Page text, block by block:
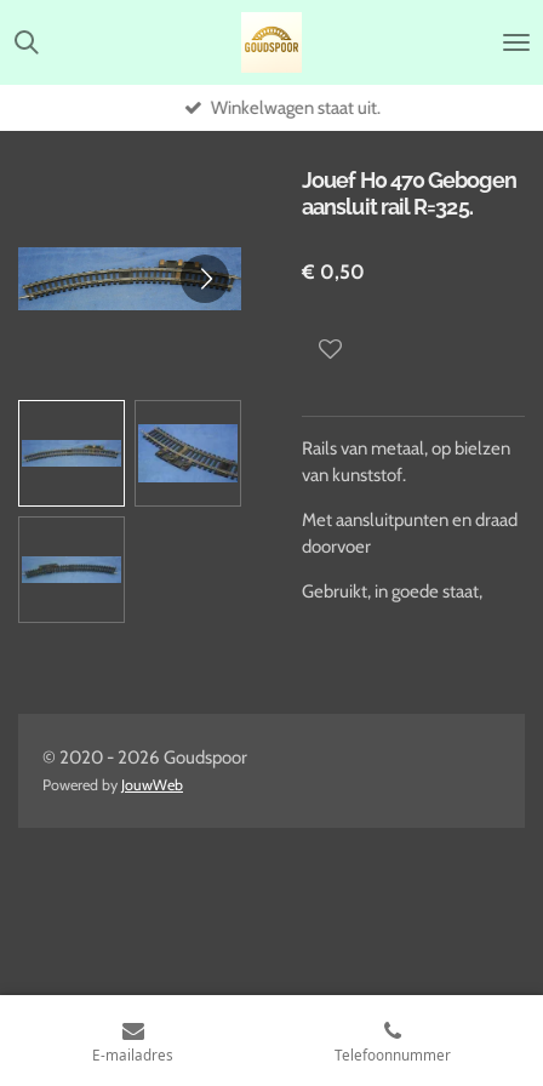
direct
hoofdinhoud
Winkelwagen staat uit.
Jouef H0 470 Gebogen
aansluit rail R=325.
€ 0,50
Rails van metaal, op bielzen
van kunststof.
Met aansluitpunten en draad
doorvoer
Gebruikt, in goede staat,
© 2020 - 2026 Goudspoor
Powered by JouwWeb
E-mailadres Telefoonnummer